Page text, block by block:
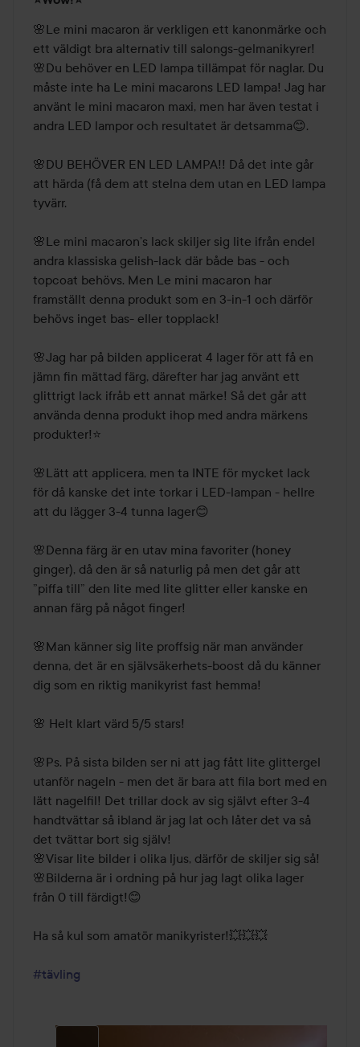
5
av
5
🌸Le mini macaron är verkligen ett kanonmärke och
ett väldigt bra alternativ till salongs-gelmanikyrer!
🌸Du behöver en LED lampa tillämpat för naglar. Du
måste inte ha Le mini macarons LED lampa! Jag har
använt le mini macaron maxi, men har även testat i
andra LED lampor och resultatet är detsamma😊.
🌸DU BEHÖVER EN LED LAMPA!! Då det inte går
att härda (få dem att stelna dem utan en LED lampa
tyvärr.
🌸Le mini macaron’s lack skiljer sig lite ifrån endel
andra klassiska gelish-lack där både bas - och
topcoat behövs. Men Le mini macaron har
framställt denna produkt som en 3-in-1 och därför
behövs inget bas- eller topplack!
🌸Jag har på bilden applicerat 4 lager för att få en
jämn fin mättad färg, därefter har jag använt ett
glittrigt lack ifråb ett annat märke! Så det går att
använda denna produkt ihop med andra märkens
produkter!⭐️
🌸Lätt att applicera, men ta INTE för mycket lack
för då kanske det inte torkar i LED-lampan - hellre
att du lägger 3-4 tunna lager😊
🌸Denna färg är en utav mina favoriter (honey
ginger), då den är så naturlig på men det går att
”piffa till” den lite med lite glitter eller kanske en
annan färg på något finger!
🌸Man känner sig lite proffsig när man använder
denna, det är en självsäkerhets-boost då du känner
dig som en riktig manikyrist fast hemma!
🌸 Helt klart värd 5/5 stars!
🌸Ps. På sista bilden ser ni att jag fått lite glittergel
utanför nageln - men det är bara att fila bort med en
lätt nagelfil! Det trillar dock av sig självt efter 3-4
handtvättar så ibland är jag lat och låter det va så
det tvättar bort sig själv!
🌸Visar lite bilder i olika ljus, därför de skiljer sig så!
🌸Bilderna är i ordning på hur jag lagt olika lager
från 0 till färdigt!😊
Ha så kul som amatör manikyrister!💥💥💥
#tävling